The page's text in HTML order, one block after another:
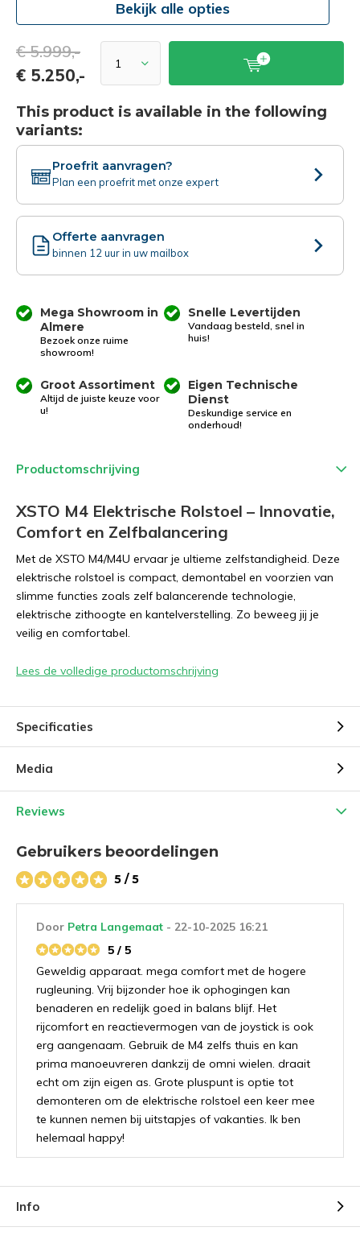
Bekijk alle opties
€ 5.999,-
€ 5.250,-
This product is available in the following
variants:
Proefrit aanvragen?
Plan een proefrit met onze expert
Offerte aanvragen
binnen 12 uur in uw mailbox
Mega Showroom in
Almere
Bezoek onze ruime
showroom!
Snelle Levertijden
Vandaag besteld, snel in
huis!
Groot Assortiment
Altijd de juiste keuze voor
u!
Eigen Technische
Dienst
Deskundige service en
onderhoud!
Productomschrijving
XSTO M4 Elektrische Rolstoel – Innovatie,
Comfort en Zelfbalancering
Met de XSTO M4/M4U ervaar je ultieme zelfstandigheid. Deze
elektrische rolstoel is compact, demontabel en voorzien van
slimme functies zoals zelf balancerende technologie,
elektrische zithoogte en kantelverstelling. Zo beweeg jij je
veilig en comfortabel.
Lees de volledige productomschrijving
Specificaties
Media
Reviews
Gebruikers beoordelingen
5 / 5
Door Petra Langemaat - 22-10-2025 16:21
5 / 5
Geweldig apparaat. mega comfort met de hogere
rugleuning. Vrij bijzonder hoe ik ophogingen kan
benaderen en redelijk goed in balans blijf. Het
rijcomfort en reactievermogen van de joystick is ook
erg aangenaam. Gebruik de M4 zelfs thuis en kan
prima manoeuvreren dankzij de omni wielen. draait
echt om zijn eigen as. Grote pluspunt is optie tot
demonteren om de elektrische rolstoel een keer mee
te kunnen nemen bij uitstapjes of vakanties. Ik ben
helemaal happy!
Info